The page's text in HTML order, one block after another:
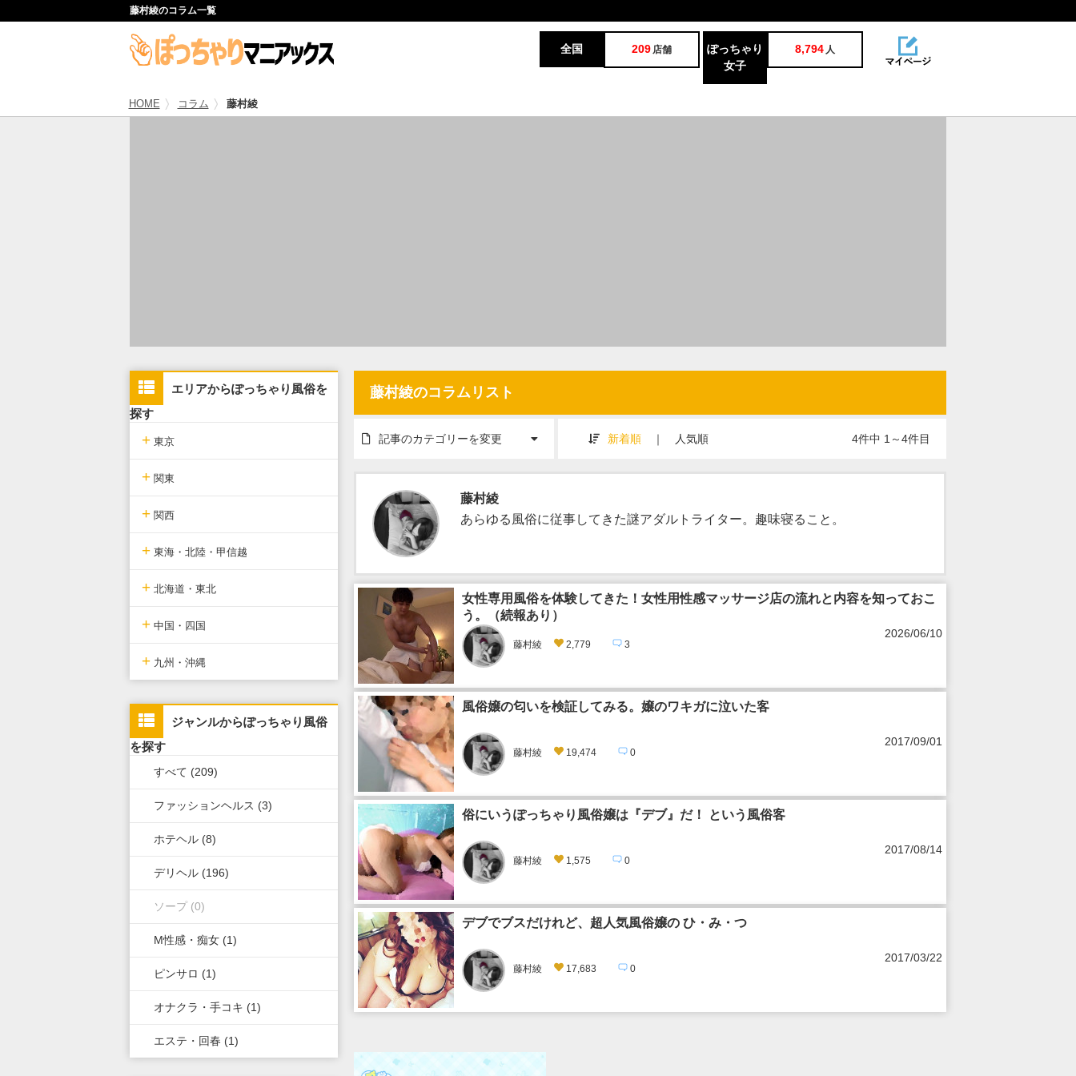
藤村綾のコラム一覧
全国 209 店舗
ぽっちゃり
女子
8,794 人
HOME コラム 藤村綾
エリアからぽっちゃり風俗を
探す
+ 東京
東京版TOP
東京全域
新宿・歌舞伎町・新大久保・高
新橋・汐留・銀座・六本木・赤
上野・鶯谷・神田・秋葉原・日
暮里
+ 関東
関東版TOP
関東全域
埼玉県
神奈川県
千葉県
群馬県
+ 関西
関西版TOP
関西全域
大阪府
京都府
奈良県
和歌山県
+ 東海・北陸・甲信越
東海・北陸・甲信越版TOP
東海・北陸・甲信越全域
愛知県
岐阜県
三重県
山梨県
長野県
+ 北海道・東北
北海道・東北版TOP
北海道・東北全域
青森県
秋田県
山形県
岩手県
+ 中国・四国
中国・四国版TOP
岡山県
鳥取県
島根県
山口県
+ 九州・沖縄
福岡県
熊本県
佐賀県
長崎県
ジャンルからぽっちゃり風俗
を探す
すべて (209)
ファッションヘルス (3)
ホテヘル (8)
デリヘル (196)
ソープ (0)
M性感・痴女 (1)
ピンサロ (1)
オナクラ・手コキ (1)
エステ・回春 (1)
藤村綾のコラムリスト
記事のカテゴリーを変更 新着順 ｜ 人気順 4件中 1～4件目
藤村綾
あらゆる風俗に従事してきた謎アダルトライター。趣味寝ること。
女性専用風俗を体験してきた！女性用性感マッサージ店の流れと内容を知っておこ
う。（続報あり）
藤村綾 2,779 3
2026/06/10
風俗嬢の匂いを検証してみる。嬢のワキガに泣いた客
藤村綾 19,474 0
2017/09/01
俗にいうぽっちゃり風俗嬢は『デブ』だ！ という風俗客
藤村綾 1,575 0
2017/08/14
デブでブスだけれど、超人気風俗嬢の ひ・み・つ
藤村綾 17,683 0
2017/03/22